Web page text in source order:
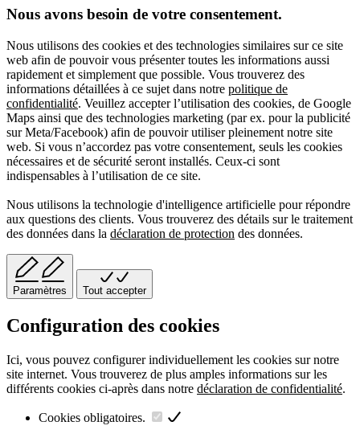
Nous avons besoin de votre consentement.
Nous utilisons des cookies et des technologies similaires sur ce site
web afin de pouvoir vous présenter toutes les informations aussi
rapidement et simplement que possible. Vous trouverez des
informations détaillées à ce sujet dans notre politique de
confidentialité. Veuillez accepter l’utilisation des cookies, de Google
Maps ainsi que des technologies marketing (par ex. pour la publicité
sur Meta/Facebook) afin de pouvoir utiliser pleinement notre site
web. Si vous n’accordez pas votre consentement, seuls les cookies
nécessaires et de sécurité seront installés. Ceux-ci sont
indispensables à l’utilisation de ce site.
Nous utilisons la technologie d'intelligence artificielle pour répondre
aux questions des clients. Vous trouverez des détails sur le traitement
des données dans la déclaration de protection des données.
Paramètres Tout accepter
Configuration des cookies
Ici, vous pouvez configurer individuellement les cookies sur notre
site internet. Vous trouverez de plus amples informations sur les
différents cookies ci-après dans notre déclaration de confidentialité.
Cookies obligatoires.